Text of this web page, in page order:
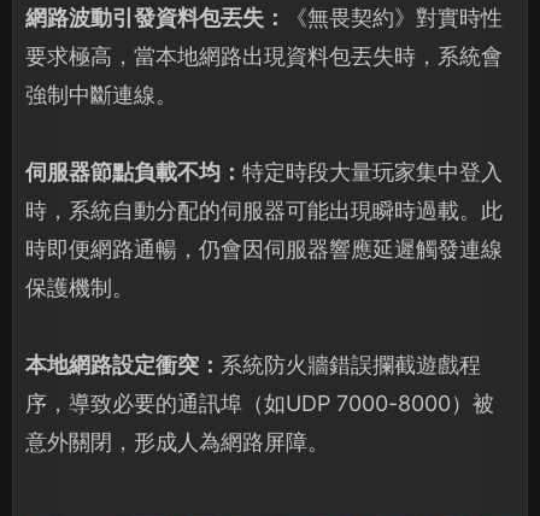
網路波動引發資料包丟失：
《無畏契約》對實時性
要求極高，當本地網路出現資料包丟失時，系統會
強制中斷連線。
伺服器節點負載不均： 特定時段大量玩家集中登入
時，系統自動分配的伺服器可能出現瞬時過載。此
時即便網路通暢，仍會因伺服器響應延遲觸發連線
保護機制。
本地網路設定衝突： 系統防火牆錯誤攔截遊戲程
序，導致必要的通訊埠（如UDP 7000-8000）被
意外關閉，形成人為網路屏障。